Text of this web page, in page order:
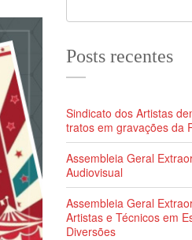
Posts recentes
Sindicato dos Artistas
tratos em gravações da
Assembleia Geral
Audiovisual
Assembleia Geral
Artistas e Técnicos em
Diversões